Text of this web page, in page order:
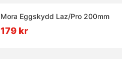
Mora Eggskydd Laz/Pro 200mm
179 kr